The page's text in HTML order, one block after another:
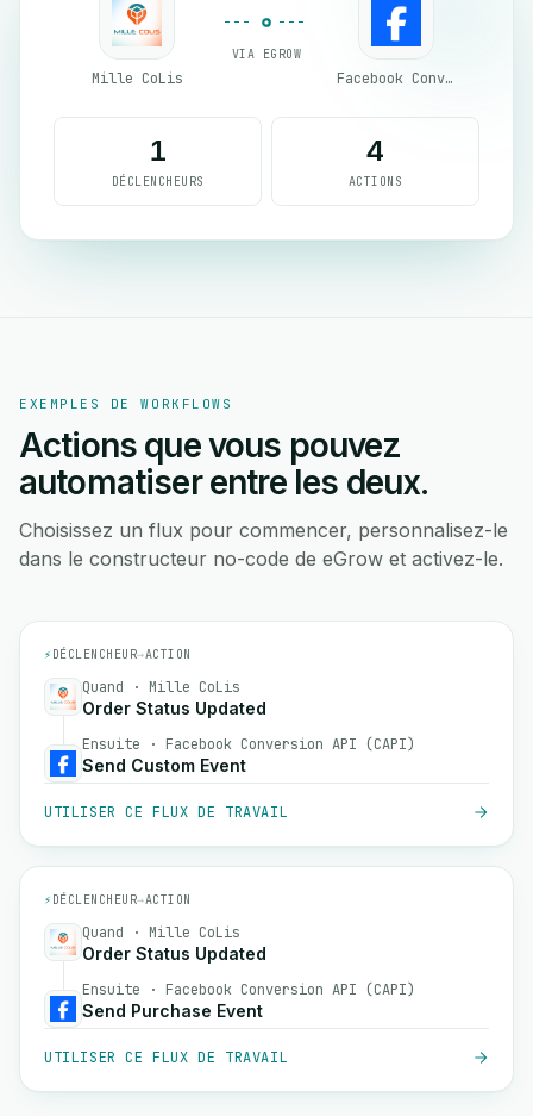
Mille CoLis
VIA EGROW
Facebook Conversion API (CAPI)
1
DÉCLENCHEURS
4
ACTIONS
EXEMPLES DE WORKFLOWS
Actions que vous pouvez
automatiser entre les deux.
Choisissez un flux pour commencer, personnalisez-le
dans le constructeur no-code de eGrow et activez-le.
⚡ DÉCLENCHEUR→ACTION
Quand · Mille CoLis
Order Status Updated
Ensuite · Facebook Conversion API (CAPI)
Send Custom Event
UTILISER CE FLUX DE TRAVAIL
⚡ DÉCLENCHEUR→ACTION
Quand · Mille CoLis
Order Status Updated
Ensuite · Facebook Conversion API (CAPI)
Send Purchase Event
UTILISER CE FLUX DE TRAVAIL